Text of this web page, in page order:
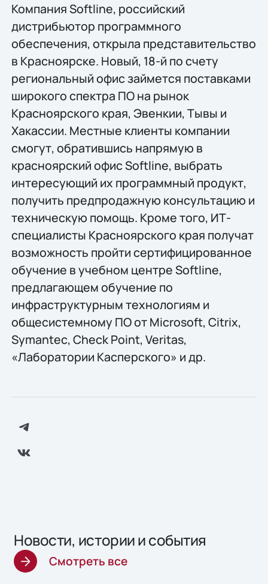
Компания Softline, российский
дистрибьютор программного
обеспечения, открыла представительство
в Красноярске. Новый, 18-й по счету
региональный офис займется поставками
широкого спектра ПО на рынок
Красноярского края, Эвенкии, Тывы и
Хакассии. Местные клиенты компании
смогут, обратившись напрямую в
красноярский офис Softline, выбрать
интересующий их программный продукт,
получить предпродажную консультацию и
техническую помощь. Кроме того, ИТ-
специалисты Красноярского края получат
возможность пройти сертифицированное
обучение в учебном центре Softline,
предлагающем обучение по
инфраструктурным технологиям и
общесистемному ПО от Microsoft, Citrix,
Symantec, Check Point, Veritas,
«Лаборатории Касперского» и др.
Новости, истории и события
Смотреть все